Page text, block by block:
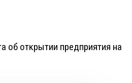
об открытии предприятия на